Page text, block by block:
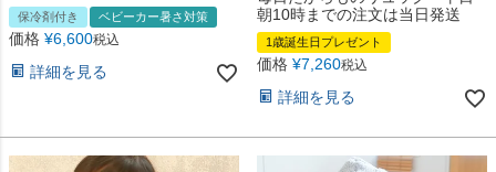
保冷剤付き ベビーカー暑さ対策
価格 ¥6,600税込
詳細を見る
朝10時までの注文は当日発送
1歳誕生日プレゼント
価格 ¥7,260税込
詳細を見る